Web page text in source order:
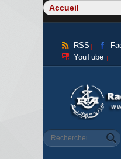
RSS
YouTube
Formulaire
Rechercher